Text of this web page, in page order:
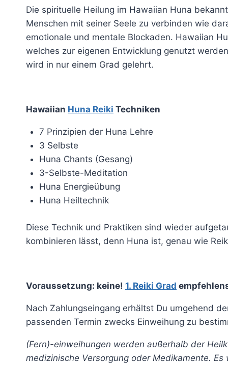
Die spirituelle Heilung im Hawaiian Huna
Menschen mit seiner Seele zu verbinden wie
emotionale und mentale Blockaden. Hawaiian
welches zur eigenen Entwicklung genutzt
wird in nur einem Grad gelehrt.
Hawaiian Huna Reiki Techniken
7 Prinzipien der Huna Lehre
3 Selbste
Huna Chants (Gesang)
3-Selbste-Meditation
Huna Energieübung
Huna Heiltechnik
Diese Technik und Praktiken sind wieder
kombinieren lässt, denn Huna ist, genau wie
Voraussetzung: keine! 1. Reiki Grad
Nach Zahlungseingang erhältst Du umgehend
passenden Termin zwecks Einweihung zu
(Fern)-einweihungen werden außerhalb der
medizinische Versorgung oder Medikamente.